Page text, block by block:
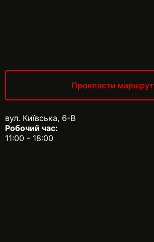
Прокласти маршрут
вул. Київська, 6-В
Робочий час:
11:00 - 18:00